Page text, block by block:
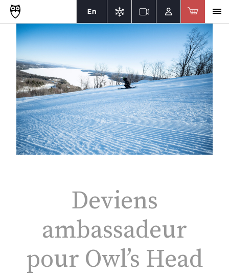
En
Deviens
ambassadeur
pour Owl’s Head